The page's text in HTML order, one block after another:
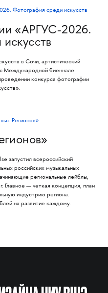
«АРГУС-2026.
в Сочи, артистический
Международной биеннале
конкурса фотографии
запустил всероссийский
российских музыкальных
региональные лейблы,
Главное — четкая концепция, план
индустрию региона.
на развитие каждому.